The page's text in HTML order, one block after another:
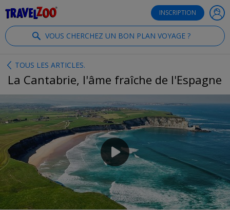
INSCRIPTION
VOUS CHERCHEZ UN BON PLAN VOYAGE ?
TOUS LES ARTICLES.
La Cantabrie, l'âme fraîche de l'Espagne